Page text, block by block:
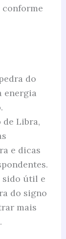
do
energia
de Libra,
e dicas
sido útil e
do signo
mais